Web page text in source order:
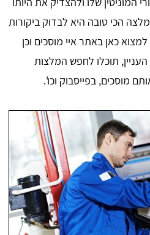
הכי טובה היא לבדוק ביקורות
כאן באתר איי מוסכים וכן
תוכלו לחפש המלצות
מוסכים, בפייסבוק וכו'.